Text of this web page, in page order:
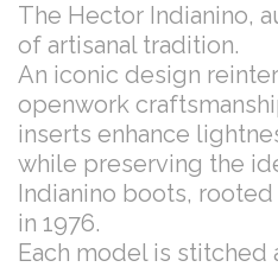
The Hector Indianino,
of artisanal tradition.
An iconic design
openwork
inserts enhance
while preserving the
Indianino boots,
in 1976.
Each model is stitched